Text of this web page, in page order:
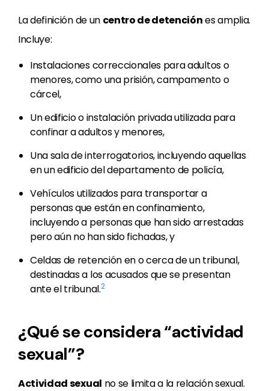
La definición de un centro de detenciónes amplia.
Incluye:
Instalaciones correccionales para adultos o
menores, como una prisión, campamento o
cárcel,
Un edificio o instalación privada utilizada para
confinar a adultos y menores,
Una sala de interrogatorios, incluyendo aquellas
en un edificio del departamento de policía,
Vehículos utilizados para transportar a
personas que están en confinamiento,
incluyendo a personas que han sido arrestadas
pero aún no han sido fichadas, y
Celdas de retención en o cerca de un tribunal,
destinadas a los acusados que se presentan
ante el tribunal.2
¿Qué se considera “actividad
sexual”?
Actividad sexual no se limita a la relación sexual.